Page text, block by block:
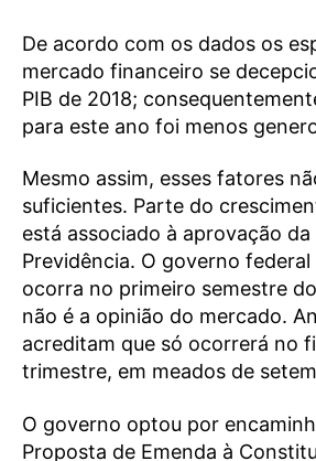
De acordo com os dados os
mercado financeiro se
PIB de 2018;
para este ano foi menos
Mesmo assim, esses fatores
suficientes. Parte do
está associado à aprovação
Previdência. O governo federal
ocorra no primeiro semestre
não é a opinião do mercado.
acreditam que só ocorrerá no
trimestre, em meados de
O governo optou por
Proposta de Emenda à